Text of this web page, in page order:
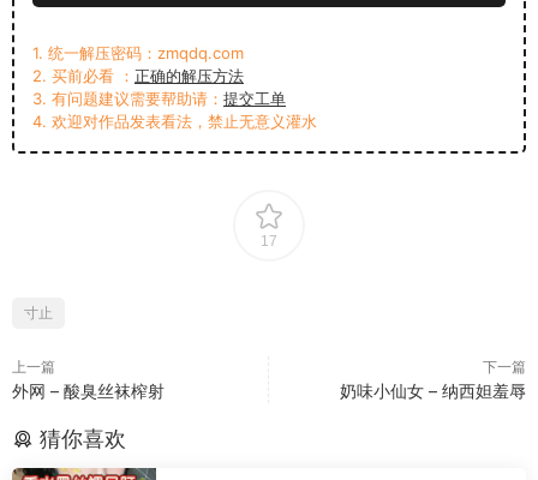
1. 统一解压密码：zmqdq.com
2. 买前必看 ： 正确的解压方法
3. 有问题建议需要帮助请： 提交工单
4. 欢迎对作品发表看法，禁止无意义灌水
17
寸止
上一篇
外网 – 酸臭丝袜榨射
下一篇
奶味小仙女 – 纳西妲羞辱
猜你喜欢